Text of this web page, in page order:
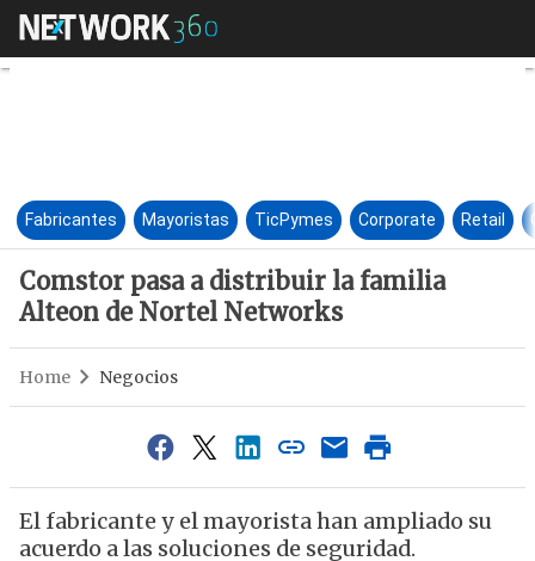
Comstor pasa a distribuir la
Fabricantes Mayoristas TicPymes Corporate Retail
Comstor pasa a distribuir la familia
Alteon de Nortel Networks
Home Negocios
El fabricante y el mayorista han ampliado su
acuerdo a las soluciones de seguridad.